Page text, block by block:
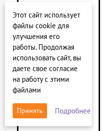
Этот сайт использует
файлы cookie для
улучшения его
работы. Продолжая
использовать сайт, вы
даете свое согласие
на работу с этими
файлами
Принять Подробнее